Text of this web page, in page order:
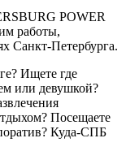
POWER
работы,
Санкт-Петербурга.
Ищете где
или девушкой?
Посещаете
Куда-СПБ